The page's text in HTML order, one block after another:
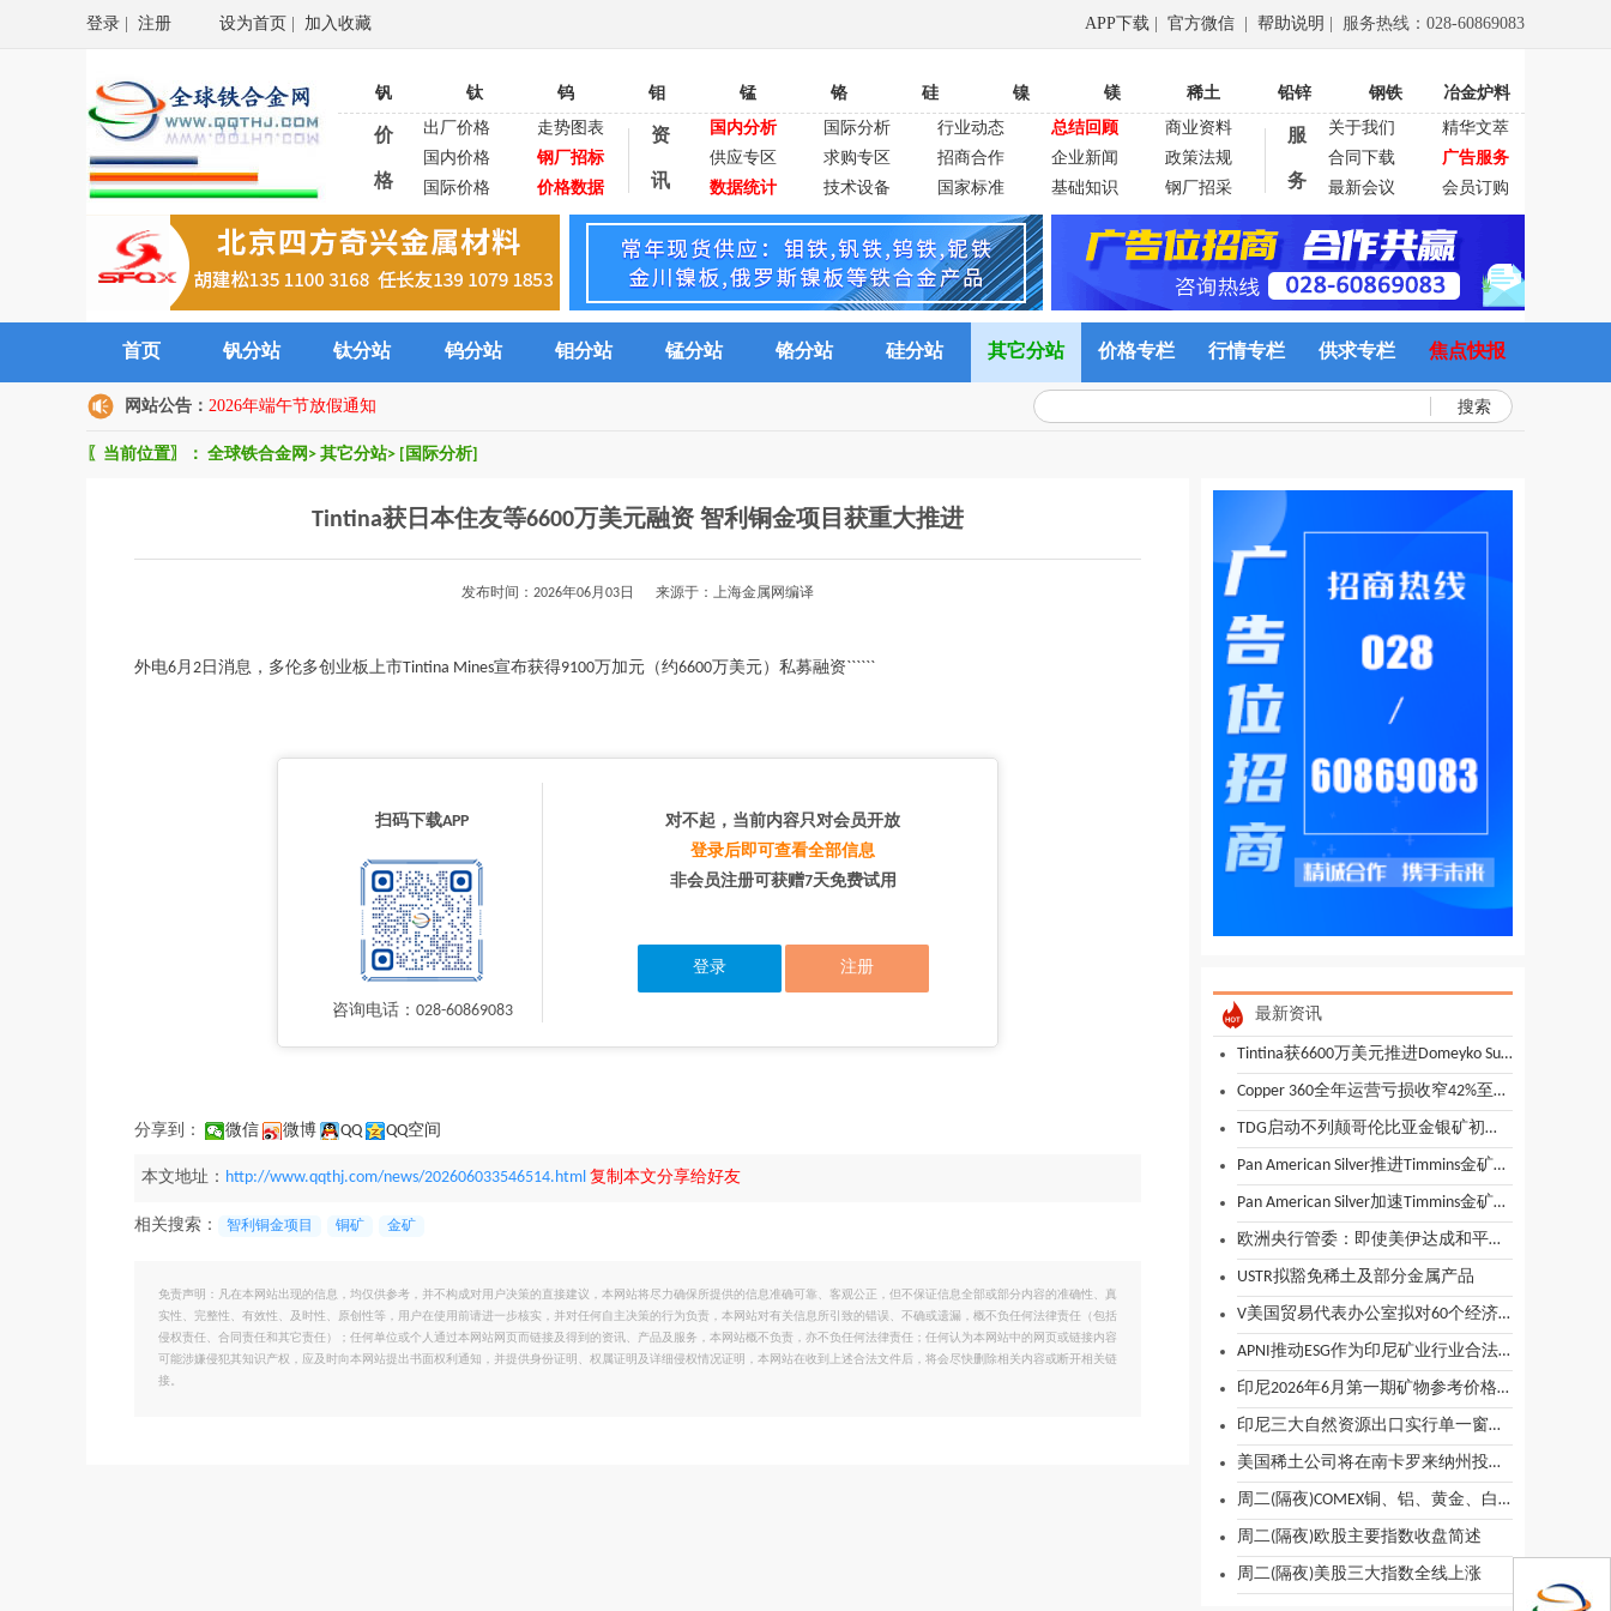
登录 注册 设为首页 加入收藏 APP下载 官方微信 帮助说明 | 服务热线：028-60869083
钒 钛 钨 钼 锰 铬 硅 镍 镁 稀土 铅锌 钢铁 冶金炉料
价
格
出厂价格
走势图表
国内价格
钢厂招标
国际价格
价格数据
资
讯
国内分析 国际分析 行业动态 总结回顾
商业资料
供应专区
求购专区 招商合作 企业新闻
政策法规
数据统计
技术设备 国家标准 基础知识 钢厂招采
服
务
关于我们
精华文萃
合同下载
广告服务
最新会议
会员订购
首页 钒分站 钛分站 钨分站 钼分站 锰分站 铬分站 硅分站 其它分站 价格专栏 行情专栏 供求专栏 焦点快报
网站公告： 2026年端午节放假通知 搜索
〖当前位置〗： 全球铁合金网 > 其它分站> [国际分析]
Tintina获日本住友等6600万美元融资 智利铜金项目获重大推进
发布时间：2026年06月03日 来源于：上海金属网编译
外电6月2日消息，多伦多创业板上市Tintina Mines宣布获得9100万加元（约6600万美元）私募融资``````
扫码下载APP
咨询电话：028-60869083
对不起，当前内容只对会员开放
登录后即可查看全部信息
非会员注册可获赠7天免费试用
登录 注册
分享到： 微信 微博 QQ QQ空间
本文地址： http://www.qqthj.com/news/202606033546514.html 复制本文分享给好友
相关搜索： 智利铜金项目 铜矿 金矿
免责声明：凡在本网站出现的信息，均仅供参考，并不构成对用户决策的直接建议，本网站将尽力确保所提供的信息准确可靠、客观公正，但不保证信息全部或部分内容的准确性、真
实性、完整性、有效性、及时性、原创性等，用户在使用前请进一步核实，并对任何自主决策的行为负责，本网站对有关信息所引致的错误、不确或遗漏，概不负任何法律责任（包括
侵权责任、合同责任和其它责任）；任何单位或个人通过本网站网页而链接及得到的资讯、产品及服务，本网站概不负责，亦不负任何法律责任；任何认为本网站中的网页或链接内容
可能涉嫌侵犯其知识产权，应及时向本网站提出书面权利通知，并提供身份证明、权属证明及详细侵权情况证明，本网站在收到上述合法文件后，将会尽快删除相关内容或断开相关链
接。
最新资讯
Tintina获6600万美元推进Domeyko Sulfuros铜金矿 买断少数股东权益
Copper 360全年运营亏损收窄42%至2.13亿兰特
TDG启动不列颠哥伦比亚金银矿初步经济评估
Pan American Silver推进Timmins金矿扩建 新资源支持矿山寿命延长
Pan American Silver加速Timmins金矿区勘探 2026年计划钻探11.8万米
欧洲央行管委：即使美伊达成和平协议，也不会削弱加息理由
USTR拟豁免稀土及部分金属产品
V美国贸易代表办公室拟对60个经济体加征强迫劳动关税 税率10%-12.5%
APNI推动ESG作为印尼矿业行业合法性的支柱
印尼2026年6月第一期矿物参考价格清单出炉
印尼三大自然资源出口实行单一窗口，企业家纷纷发声
美国稀土公司将在南卡罗来纳州投资12亿美元建厂 以提高产量
周二(隔夜)COMEX铜、铝、黄金、白银收盘行情
周二(隔夜)欧股主要指数收盘简述
周二(隔夜)美股三大指数全线上涨